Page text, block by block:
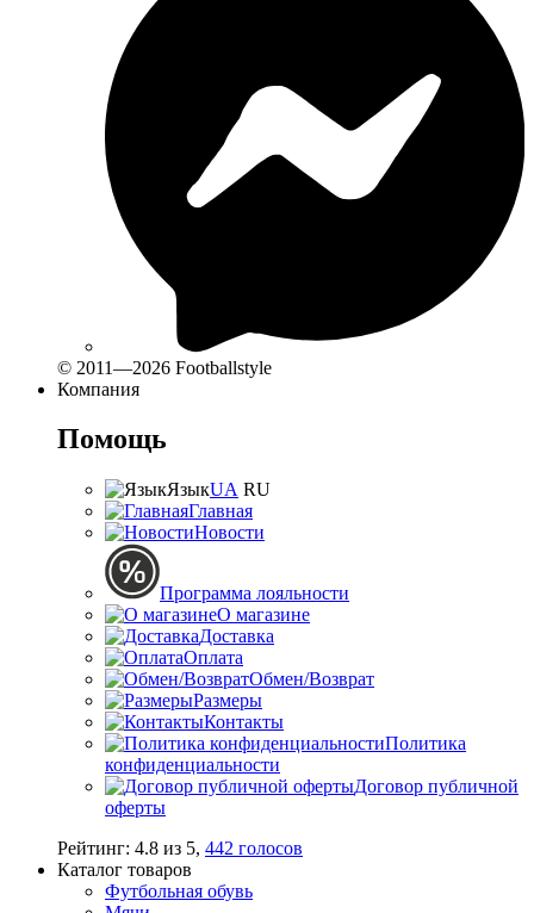
© 2011—2026 Footballstyle
Компания
Помощь
ЯзыкUA RU
Главная
Новости
Программа лояльности
О магазине
Доставка
Оплата
Обмен/Возврат
Размеры
Контакты
Политика
конфиденциальности
Договор публичной
оферты
Рейтинг: 4.8 из 5, 442 голосов
Каталог товаров
Футбольная обувь